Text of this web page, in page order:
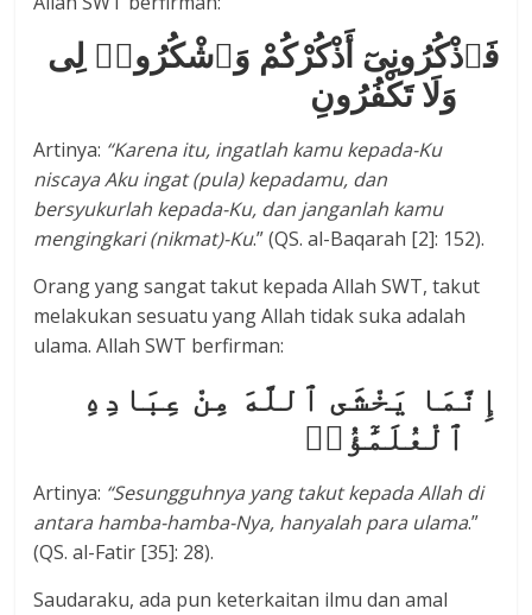
فَٱذْكُرُونِىٓ أَذْكُرْكُمْ وَٱشْكُرُوا۟ لِى
Artinya: “Karena itu, ingatlah kamu kepada-Ku
niscaya Aku ingat (pula) kepadamu, dan
bersyukurlah kepada-Ku, dan janganlah kamu
mengingkari (nikmat)-Ku.” (QS. al-Baqarah [2]: 152).
Orang yang sangat takut kepada Allah SWT, takut
melakukan sesuatu yang Allah tidak suka adalah
ulama. Allah SWT berfirman:
إِنَّمَا يَخْشَى ٱللَّهَ مِنْ عِبَادِهِ
ٱلْعُلَمَٰٓؤُا۟
Artinya: “Sesungguhnya yang takut kepada Allah di
antara hamba-hamba-Nya, hanyalah para ulama.”
(QS. al-Fatir [35]: 28).
Saudaraku, ada pun keterkaitan ilmu dan amal